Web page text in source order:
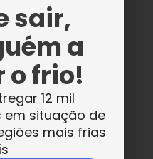
sair,
a
o frio!
12 mil
situação de
mais frias